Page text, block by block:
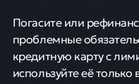
Погасите или
проблемные
кредитную карту с
используйте её